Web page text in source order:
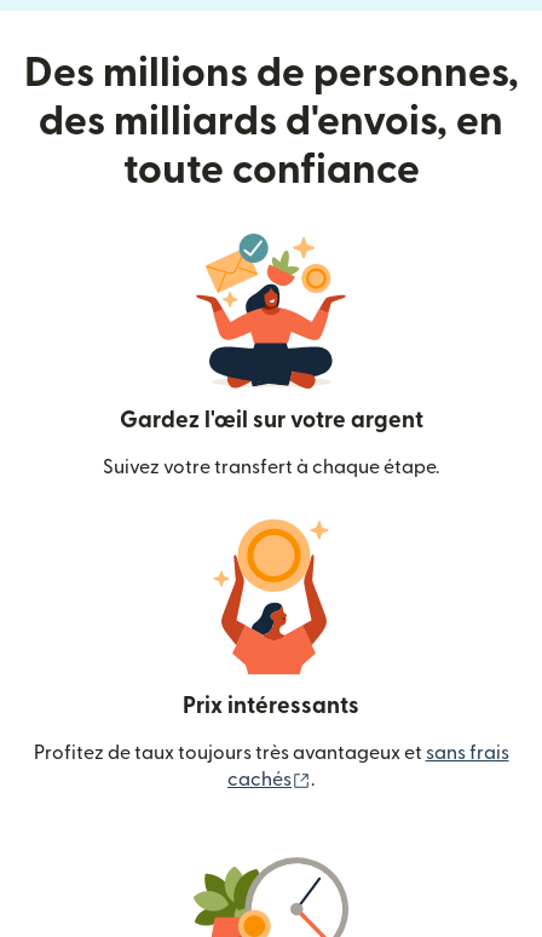
Des millions de personnes,
des milliards d'envois, en
toute confiance
Gardez l'œil sur votre argent
Suivez votre transfert à chaque étape.
Prix intéressants
Profitez de taux toujours très avantageux et sans frais
cachés
.